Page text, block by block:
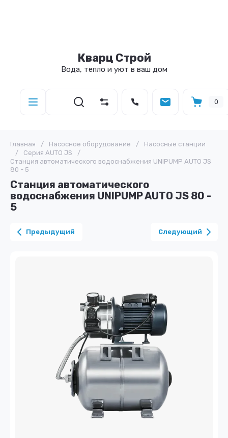
Кварц Строй
Вода, тепло и уют в ваш дом
0
Главная / Насосное оборудование /
Насосные станции
/
Серия AUTO JS
/
Станция автоматического водоснабжения UNIPUMP AUTO JS
80 - 5
Станция автоматического
водоснабжения UNIPUMP AUTO JS 80 -
5
Предыдущий Следующий